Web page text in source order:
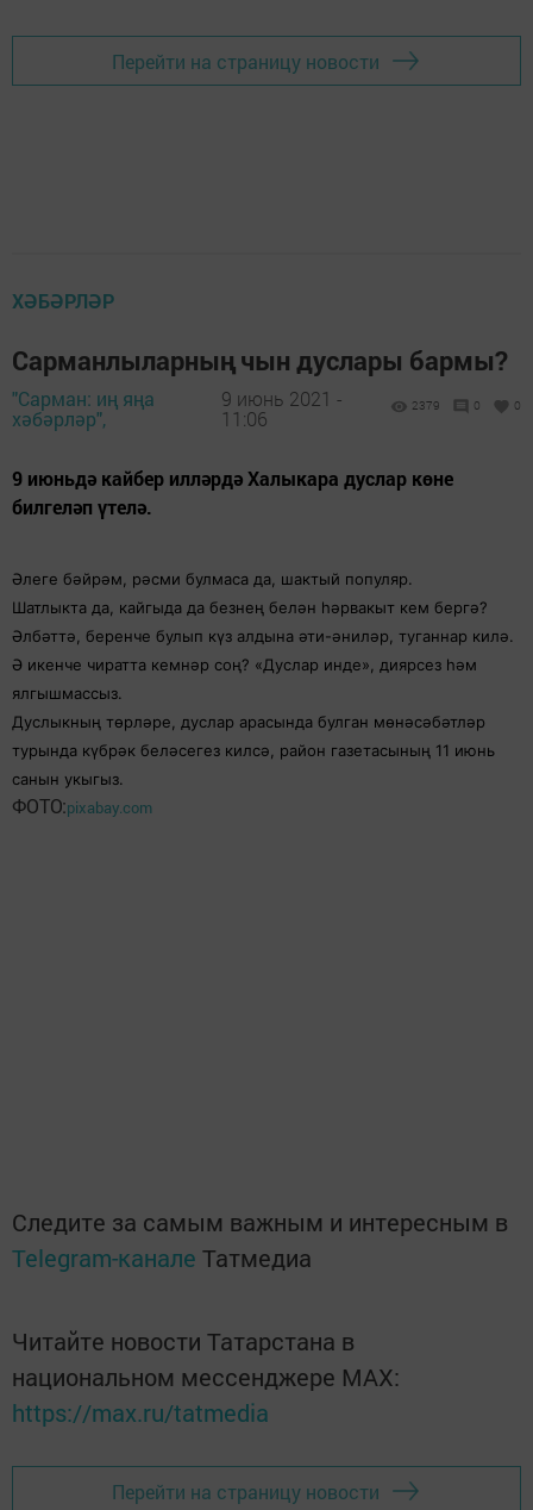
Перейти на страницу новости
ХӘБӘРЛӘР
Сарманлыларның чын дуслары бармы?
"Сарман: иң яңа
хәбәрләр",
9 июнь 2021 -
11:06
2379 0 0
9 июньдә кайбер илләрдә Халыкара дуслар көне
билгеләп үтелә.
Әлеге бәйрәм, рәсми булмаса да, шактый популяр.
Шатлыкта да, кайгыда да безнең белән һәрвакыт кем бергә?
Әлбәттә, беренче булып күз алдына әти-әниләр, туганнар килә.
Ә икенче чиратта кемнәр соң? «Дуслар инде», диярсез һәм
ялгышмассыз.
Дуслыкның төрләре, дуслар арасында булган мөнәсәбәтләр
турында күбрәк беләсегез килсә, район газетасының 11 июнь
санын укыгыз.
ФОТО:pixabay.com
Следите за самым важным и интересным в
Telegram-канале Татмедиа
Читайте новости Татарстана в
национальном мессенджере MАХ:
https://max.ru/tatmedia
Перейти на страницу новости